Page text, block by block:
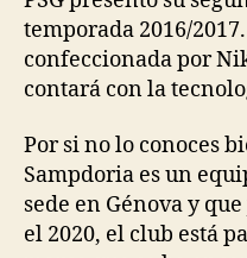
temporada 2016/
confeccionada por
contará con la
Por si no lo conoces
Sampdoria es un
sede en Génova y
el 2020, el club está